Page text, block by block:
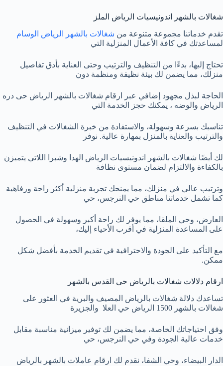
شغالات بالشهر اندونيسيات الرياض الملز
تقدم خدماتنا مجموعة متنوعة من شغالات بالشهر الرياض الوسام
لمساعدتك في كافة الأعمال المنزلية التي
تحتاج إليها، بدءًا من التنظيف والترتيب وحتى العناية بأدق تفاصيل
منزلك، مما يضمن لك بيئة نظيفة ومنظمة دون
الحاجة لبذل مجهود إضافي عبر ارقام شغالات بالشهر الرياض حى دره
الرياض والوضه ، يمكنك حجز الخدمة التي
تناسبك بسرعة وسهولة، والاستفادة من خبرة الشغالات في التنظيف
والترتيب والعناية بالمنزل بمهارة عالية. نوفر
لك أيضًا شغالات بالشهر اندونيسيات الرياض الهدا وشبرا اللاتي يتميزن
بالكفاءة والالتزام لضمان مستوى نظافة
وترتيب عالي في منزلك، مما يمنحك تجربة منزلية أكثر راحة ورفاهية
كما تشمل خدماتنا مناطق حي النرجس، حي
العارض، وحي الملقا، مما يوفر لك راحة أكبر وسهولة في الحصول
على المساعدة المنزلية في أقرب الأحياء إليك،
مع التأكيد على الجودة والاحترافية في تقديم الخدمة بأفضل شكل
ممكن.
ارقام دلالات شغالات بالرياض حى القدس بالشهر
تساعدك دلالة شغالات بالرياض المصيف والبرية في العثور على
شغالات بالشهر 1500 الرياض حي العلا والجزيرة
وفق احتياجاتك الخاصة، مما يضمن لك توفير ميزانية مناسبة مقابل
خدمات عالية الجودة وفي حي النرجس، حي
الدار البيضاء، وحي الشفا، نقدم لك ارقام عاملات بالشهر بالرياض